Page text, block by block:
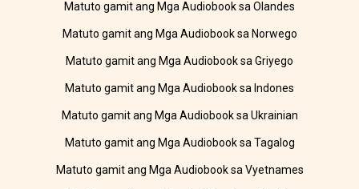
Matuto gamit ang Mga Audiobook sa Olandes
Matuto gamit ang Mga Audiobook sa Norwego
Matuto gamit ang Mga Audiobook sa Griyego
Matuto gamit ang Mga Audiobook sa Indones
Matuto gamit ang Mga Audiobook sa Ukrainian
Matuto gamit ang Mga Audiobook sa Tagalog
Matuto gamit ang Mga Audiobook sa Vyetnames